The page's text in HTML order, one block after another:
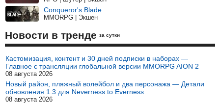
Conqueror's Blade
MMORPG | Экшен
Новости в тренде за сутки
Кастомизация, контент и 30 дней подписки в наборах —
Главное с трансляции глобальной версии MMORPG AION 2
08 августа 2026
Новый район, пляжный волейбол и два персонажа — Детали
обновления 1.3 для Neverness to Everness
08 августа 2026